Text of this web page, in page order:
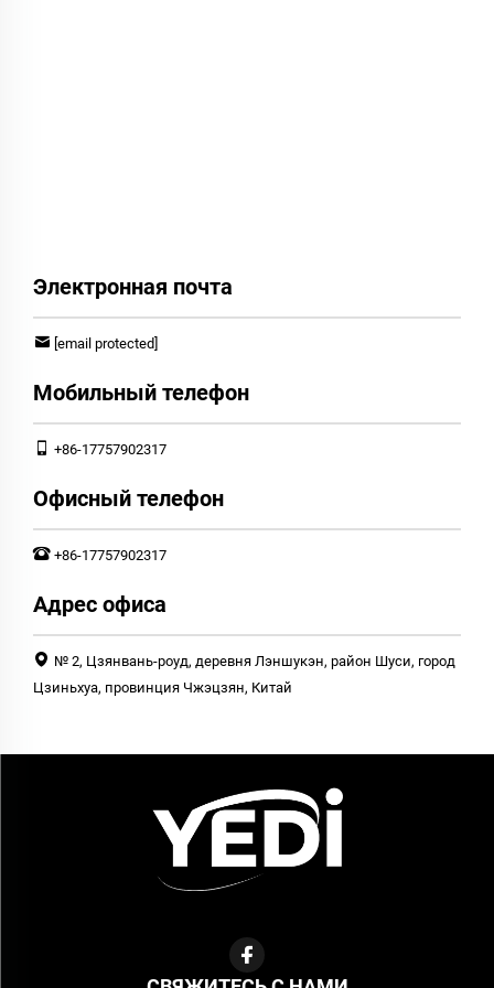
Электронная почта
[email protected]
Мобильный телефон
+86-17757902317
Офисный телефон
+86-17757902317
Адрес офиса
№ 2, Цзянвань-роуд, деревня Лэншукэн, район Шуси, город
Цзиньхуа, провинция Чжэцзян, Китай